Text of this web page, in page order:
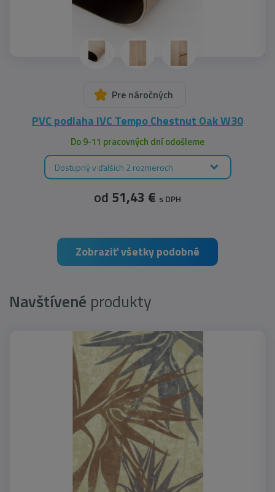
Pre náročných
PVC podlaha IVC Tempo Chestnut Oak W30
Do 9-11 pracovných dní odošleme
Dostupný v ďalších 2 rozmeroch
od 51,43 € s DPH
Zobraziť všetky podobné
Navštívené produkty